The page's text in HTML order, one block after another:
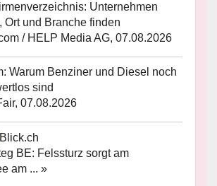
Unternehmen
Ort und Branche finden
/ HELP Media AG, 07.08.2026
Warum Benziner und Diesel noch
sind
07.08.2026
BE: Felssturz sorgt am
am ... »